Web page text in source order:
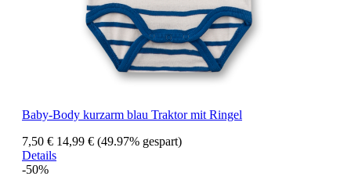
Baby-Body kurzarm blau Traktor mit Ringel
7,50 € 14,99 € (49.97% gespart)
Details
-50%